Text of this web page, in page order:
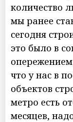
количество
мы ранее
сегодня
это было в
что у нас в
объектов
метро есть
месяцев,